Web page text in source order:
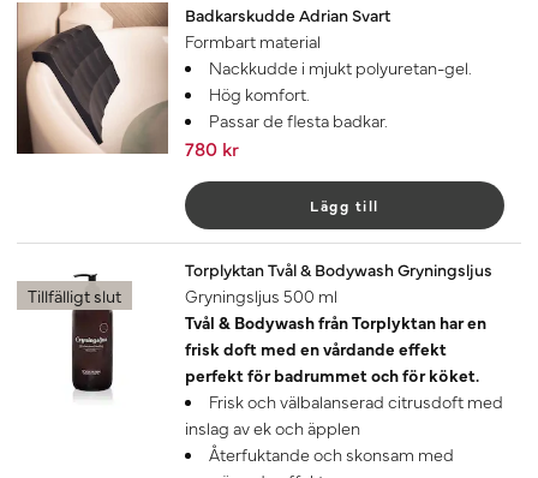
Badkarskudde Adrian Svart
Formbart material
Nackkudde i mjukt polyuretan-gel.
Hög komfort.
Passar de flesta badkar.
780 kr
Lägg till
Tillfälligt slut
Torplyktan Tvål & Bodywash Gryningsljus
Gryningsljus 500 ml
Tvål & Bodywash från Torplyktan har en
frisk doft med en vårdande effekt
perfekt för badrummet och för köket.
Frisk och välbalanserad citrusdoft med
inslag av ek och äpplen
Återfuktande och skonsam med